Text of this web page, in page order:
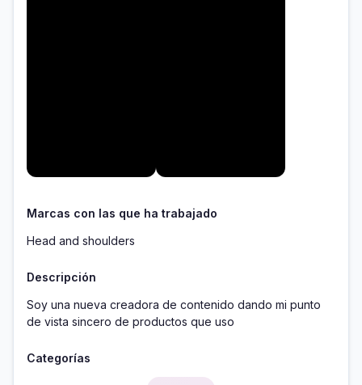
Marcas con las que ha trabajado
Head and shoulders
Descripción
Soy una nueva creadora de contenido dando mi punto
de vista sincero de productos que uso
Categorías